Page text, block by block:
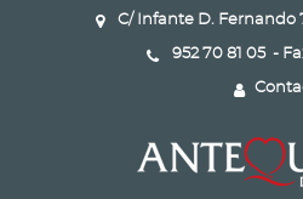
C/ Infante D. Fernando
952 70 81 05 -